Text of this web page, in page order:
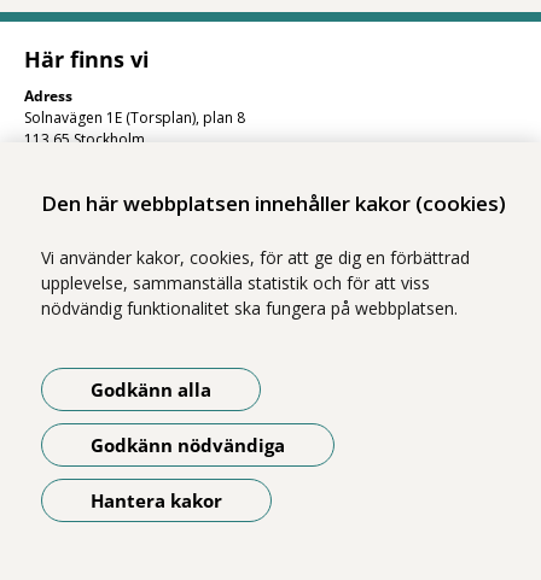
Den här webbplatsen innehåller kakor (cookies)
Vi använder kakor, cookies, för att ge dig en förbättrad
upplevelse, sammanställa statistik och för att viss
nödvändig funktionalitet ska fungera på webbplatsen.
Godkänn alla
Godkänn nödvändiga
Hantera kakor
Här finns vi
Adress
Solnavägen 1E (Torsplan), plan 8
113 65 Stockholm
Vi ingår i Stockholms läns sjukvårdsområde som erbjuder hälso- och
sjukvård i Region Stockholms regi.
Om webbplatsen
Tillgänglighetsredogörelse